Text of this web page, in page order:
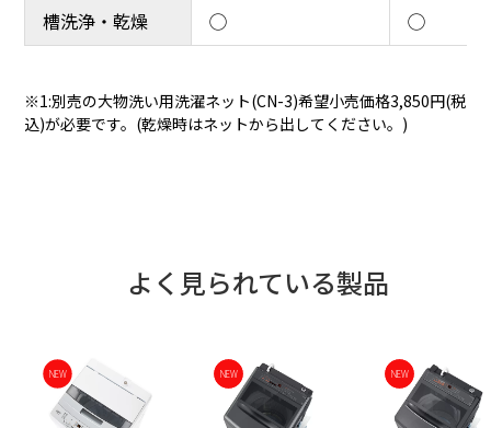
槽洗浄・乾燥
◯ ◯
槽洗浄・乾燥
◯ ◯
※1:別売の大物洗い用洗濯ネット(CN-3)希望小売価格3,850円(税
込)が必要です。(乾燥時はネットから出してください。)
よく見られている製品
NEW NEW
NEW NEW
NEW